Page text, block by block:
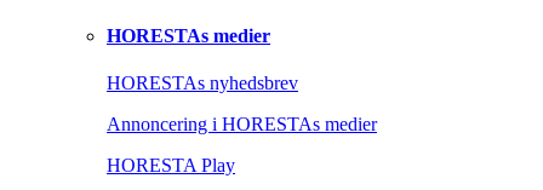
HORESTAs medier
HORESTAs nyhedsbrev
Annoncering i HORESTAs medier
HORESTA Play